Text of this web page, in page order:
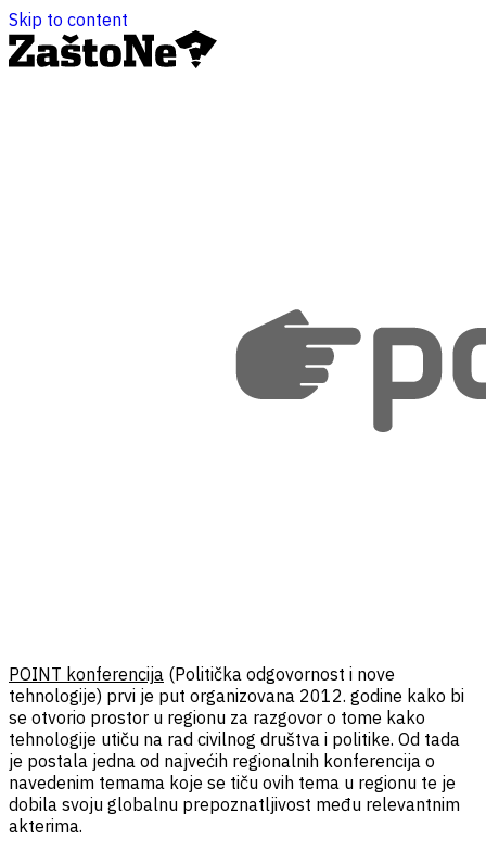
Skip to content
POINT konferencija (Politička odgovornost i nove
tehnologije) prvi je put organizovana 2012. godine kako bi
se otvorio prostor u regionu za razgovor o tome kako
tehnologije utiču na rad civilnog društva i politike. Od tada
je postala jedna od najvećih regionalnih konferencija o
navedenim temama koje se tiču ovih tema u regionu te je
dobila svoju globalnu prepoznatljivost među relevantnim
akterima.